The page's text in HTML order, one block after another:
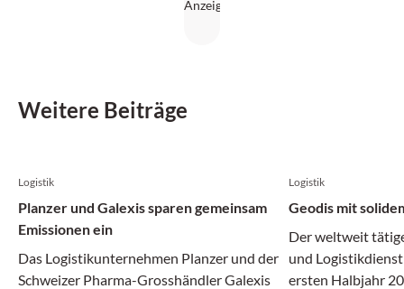
Weitere Beiträge
Logistik
Planzer und Galexis sparen gemeinsam
Emissionen ein
Das Logistikunternehmen Planzer und der
Schweizer Pharma-Grosshändler Galexis
Logistik
Geodis mit
Der weltweit
und
ersten Halbjahr